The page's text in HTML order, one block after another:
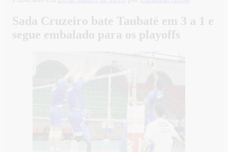
Sada Cruzeiro bate Taubaté em 3 a 1 e
segue embalado para os playoffs